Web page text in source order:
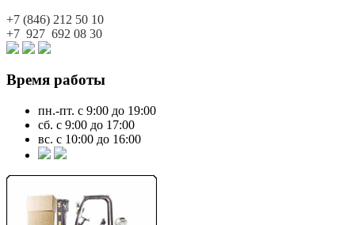
+7 (846) 212 50 10
+7 927 692 08 30
Время работы
пн.-пт. с 9:00 до 19:00
сб. с 9:00 до 17:00
вс. с 10:00 до 16:00